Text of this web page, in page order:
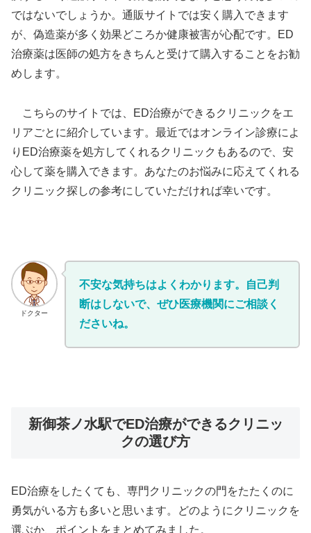
ではないでしょうか。通販サイトでは安く購入できます
が、偽造薬が多く効果どころか健康被害が心配です。ED
治療薬は医師の処方をきちんと受けて購入することをお勧
めします。
こちらのサイトでは、ED治療ができるクリニックをエ
リアごとに紹介しています。最近ではオンライン診療によ
りED治療薬を処方してくれるクリニックもあるので、安
心して薬を購入できます。あなたのお悩みに応えてくれる
クリニック探しの参考にしていただければ幸いです。
ドクター
不安な気持ちはよくわかります。自己判
断はしないで、ぜひ医療機関にご相談く
ださいね。
新御茶ノ水駅でED治療ができるクリニッ
クの選び方
ED治療をしたくても、専門クリニックの門をたたくのに
勇気がいる方も多いと思います。どのようにクリニックを
選ぶか、ポイントをまとめてみました。